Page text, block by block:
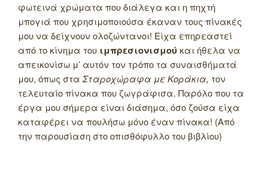
φωτεινά χρώματα που διάλεγα και η πηχτή
μπογιά που χρησιμοποιούσα έκαναν τους πίνακές
μου να δείχνουν ολοζώντανοι! Είχα επηρεαστεί
από το κίνημα του ιμπρεσιονισμούκαι ήθελα να
απεικονίσω μ’ αυτόν τον τρόπο τα συναισθήματά
μου, όπως στα Σταροχώραφα με Κοράκια, τον
τελευταίο πίνακα που ζωγράφισα. Παρόλο που τα
έργα μου σήμερα είναι διάσημα, όσο ζούσα είχα
καταφέρει να πουλήσω μόνο έναν πίνακα! (Από
την παρουσίαση στο οπισθόφυλλο του βιβλίου)